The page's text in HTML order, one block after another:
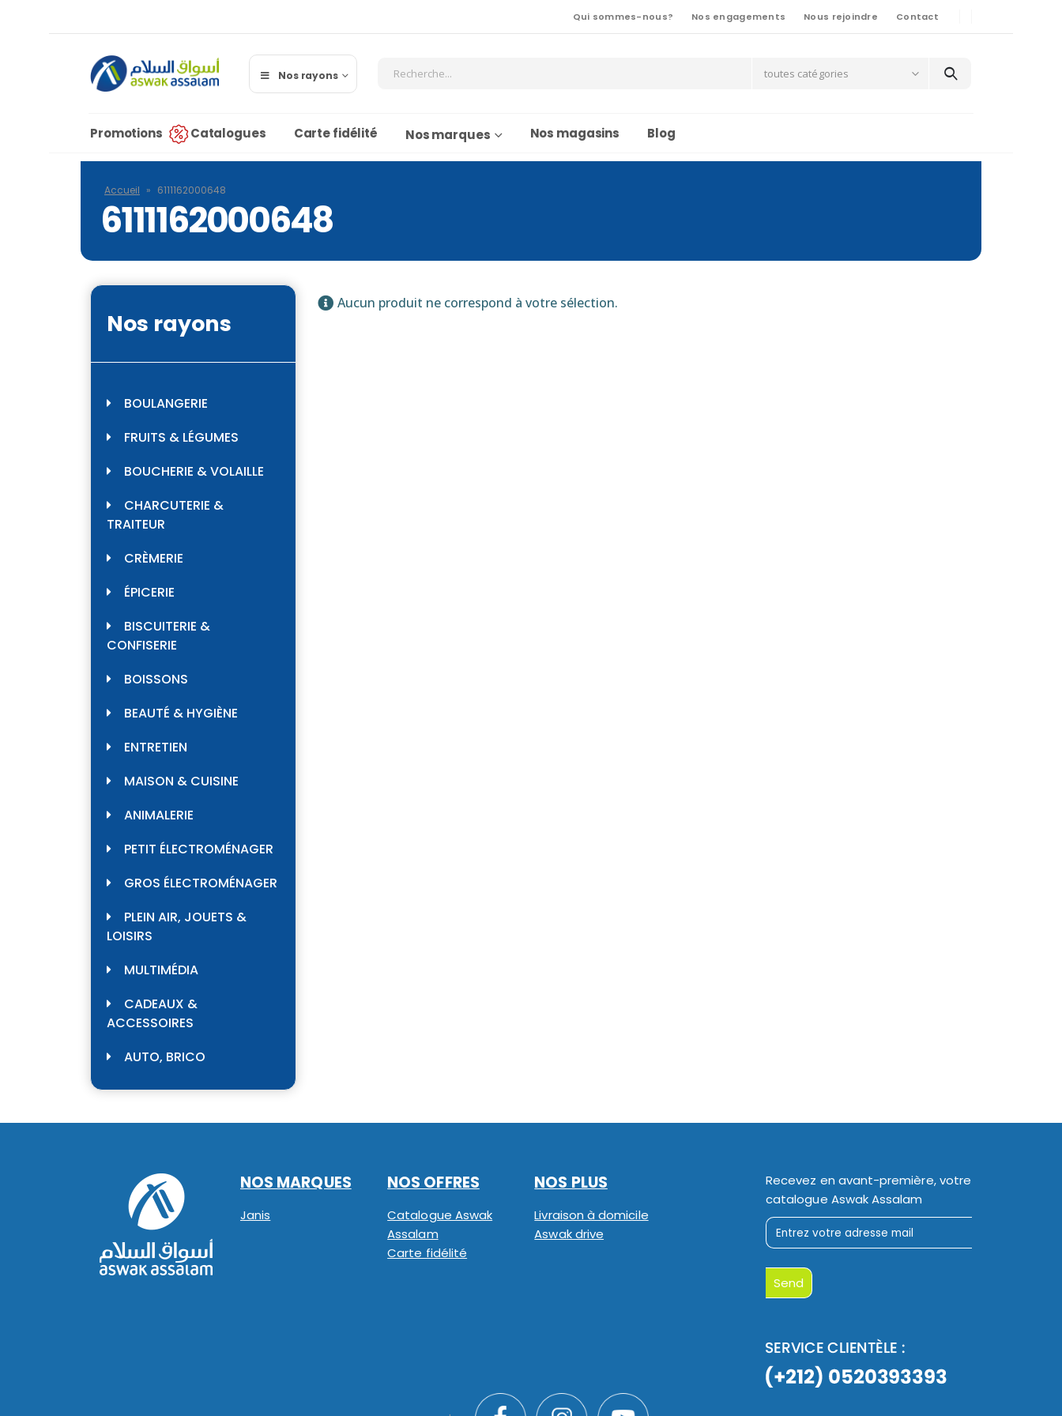
Qui sommes-nous? Nos engagements Nous rejoindre Contact
Nos rayons toutes catégories
Promotions Catalogues Carte fidélité Nos marques Nos magasins Blog
Accueil » 6111162000648
6111162000648
Aucun produit ne correspond à votre sélection.
Nos rayons
BOULANGERIE
FRUITS & LÉGUMES
BOUCHERIE & VOLAILLE
CHARCUTERIE &
TRAITEUR
CRÈMERIE
ÉPICERIE
BISCUITERIE &
CONFISERIE
BOISSONS
BEAUTÉ & HYGIÈNE
ENTRETIEN
MAISON & CUISINE
ANIMALERIE
PETIT ÉLECTROMÉNAGER
GROS ÉLECTROMÉNAGER
PLEIN AIR, JOUETS &
LOISIRS
MULTIMÉDIA
CADEAUX &
ACCESSOIRES
AUTO, BRICO
NOS MARQUES
Janis
NOS OFFRES
Catalogue Aswak
Assalam
Carte fidélité
NOS PLUS
Livraison à domicile
Aswak drive
Recevez en avant-première, votre
catalogue Aswak Assalam